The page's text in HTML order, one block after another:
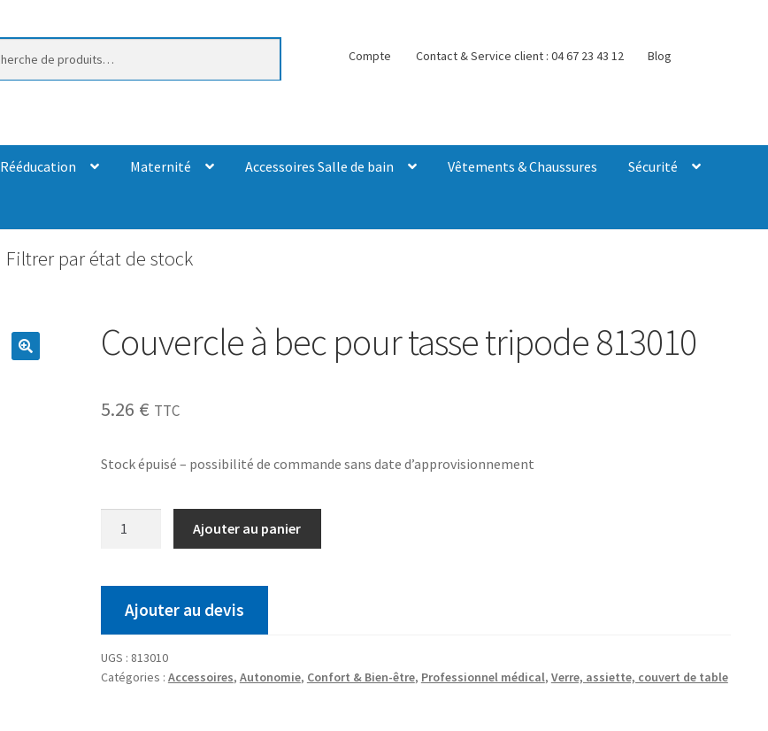
Compte Contact & Service client : 04 67 23 43 12 Blog
Rééducation Maternité Accessoires Salle de bain Vêtements & Chaussures Sécurité
Filtrer par état de stock
Couvercle à bec pour tasse tripode 813010
5.26 € TTC
Stock épuisé – possibilité de commande sans date d’approvisionnement
Ajouter au panier
Ajouter au devis
UGS : 813010
Catégories : Accessoires, Autonomie, Confort & Bien-être, Professionnel médical, Verre, assiette, couvert de table